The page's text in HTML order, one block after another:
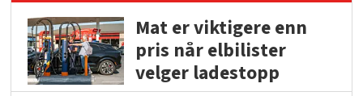
Mat er viktigere enn
pris når elbilister
velger ladestopp